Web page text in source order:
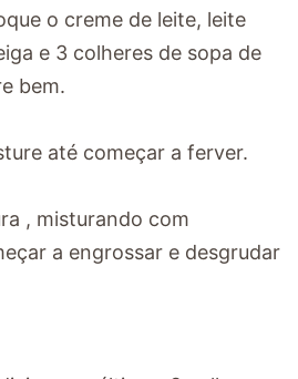
o creme de leite, leite
e 3 colheres de sopa de
bem.
até começar a ferver.
, misturando com
a engrossar e desgrudar